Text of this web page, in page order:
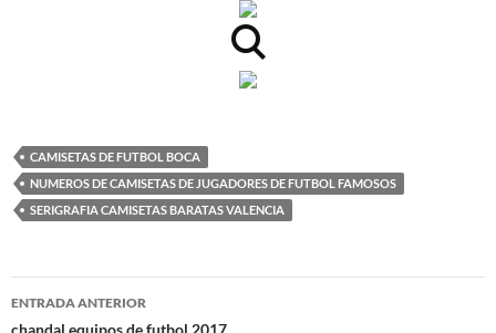
CAMISETAS DE FUTBOL BOCA
NUMEROS DE CAMISETAS DE JUGADORES DE FUTBOL FAMOSOS
SERIGRAFIA CAMISETAS BARATAS VALENCIA
Navegación
ENTRADA ANTERIOR
chandal equipos de futbol 2017